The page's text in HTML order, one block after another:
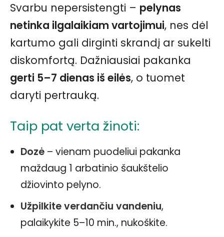
Svarbu nepersistengti – pelynas
netinka ilgalaikiam vartojimui, nes dėl
kartumo gali dirginti skrandį ar sukelti
diskomfortą. Dažniausiai pakanka
gerti 5–7 dienas iš eilės, o tuomet
daryti pertrauką.
Taip pat verta žinoti:
Dozė – vienam puodeliui pakanka
maždaug 1 arbatinio šaukštelio
džiovinto pelyno.
Užpilkite verdančiu vandeniu,
palaikykite 5–10 min., nukoškite.